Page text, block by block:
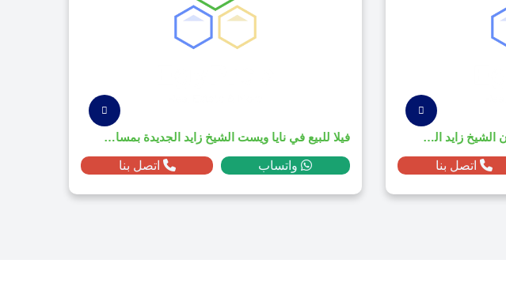
تاون هاوس للبيع في هيلز اوف وان الشيخ زايد الجديدة بمساحة م² ومقدم ج.م
اتصل بنا
فيلا للبيع في نايا ويست الشيخ زايد الجديدة بمساحة 385م² ومقدم 1,850,000 ج.م
واتساب اتصل بنا